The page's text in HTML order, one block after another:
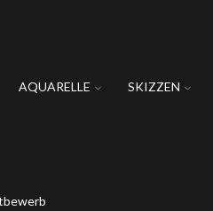
AQUARELLE SKIZZEN